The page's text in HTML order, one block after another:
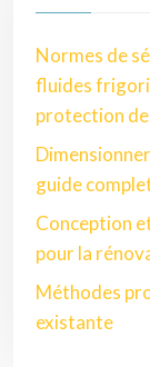
Normes de
fluides
protection de
guide
Conception
pour la
Méthodes
existante